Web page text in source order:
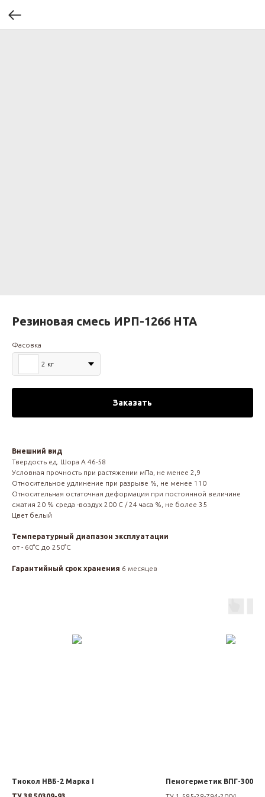
Резиновая смесь ИРП-1266 НТА
Фасовка
2 кг
Заказать
Внешний вид
Твердость ед. Шора А 46-58
Условная прочность при растяжении мПа, не менее 2,9
Относительное удлинение при разрыве %, не менее 110
Относительная остаточная деформация при постоянной величине
сжатия 20 % среда -воздух 200 С / 24 часа %, не более 35
Цвет белый
Температурный диапазон эксплуатации
от - 60°С до 250°С
Гарантийный срок хранения 6 месяцев
Тиокол НВБ-2 Марка I
Пеногерметик ВПГ-300М